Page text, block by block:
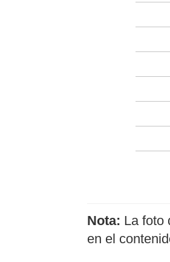
Nota: La foto
en el